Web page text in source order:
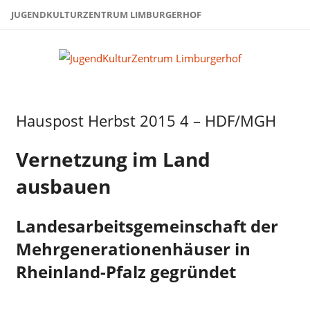
ZumJUGENDKULTURZENTRUM LIMBURGERHOF
Hauspost
2015
Hauspost Herbst 2015 4 – HDF/MGH
Vernetzung im Land
ausbauen
Landesarbeitsgemeinschaft der
Mehrgenerationenhäuser in
Rheinland-Pfalz gegründet